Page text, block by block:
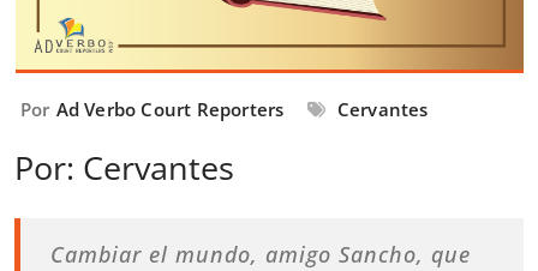
Por Ad Verbo Court Reporters Cervantes
Por: Cervantes
Cambiar el mundo, amigo Sancho, que